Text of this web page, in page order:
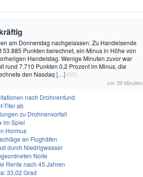
am Donnerstag nachgelassen. Zu Handelsende
53.885 Punkten berechnet, ein Minus in Höhe von
Handelstag. Wenige Minuten zuvor war
rund 7.710 Punkten 0,2 Prozent im Minus, die
den Nasdaq […] (00)
vor 39 Minuten
nach Drohnenfund
Titel ab
zu Drohnenvorfall
im Spiel
Hormus
an Flughäfen
durch Niedrigwasser
Nolte
Rente nach 45 Jahren
33,02 Grad